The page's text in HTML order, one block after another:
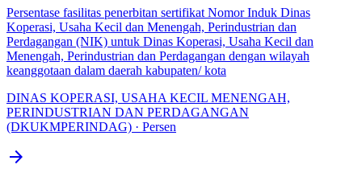
Persentase fasilitas penerbitan sertifikat Nomor Induk Dinas
Koperasi, Usaha Kecil dan Menengah, Perindustrian dan
Perdagangan (NIK) untuk Dinas Koperasi, Usaha Kecil dan
Menengah, Perindustrian dan Perdagangan dengan wilayah
keanggotaan dalam daerah kabupaten/ kota
DINAS KOPERASI, USAHA KECIL MENENGAH,
PERINDUSTRIAN DAN PERDAGANGAN
(DKUKMPERINDAG) · Persen
arrow_forward